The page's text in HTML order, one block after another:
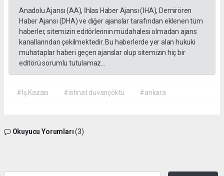
Anadolu Ajansı (AA), İhlas Haber Ajansı (İHA), Demirören
Haber Ajansı (DHA) ve diğer ajanslar tarafından eklenen tüm
haberler, sitemizin editörlerinin müdahalesi olmadan ajans
kanallarından çekilmektedir. Bu haberlerde yer alan hukuki
muhataplar haberi geçen ajanslar olup sitemizin hiç bir
editörü sorumlu tutulamaz...
#İş Kazası #istinat duvarıçöktü #ankara
Okuyucu Yorumları(3)